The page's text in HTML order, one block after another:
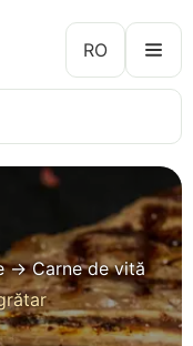
RO
→Carne de vită